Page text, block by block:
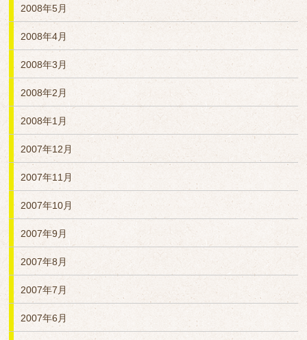
2008年5月
2008年4月
2008年3月
2008年2月
2008年1月
2007年12月
2007年11月
2007年10月
2007年9月
2007年8月
2007年7月
2007年6月